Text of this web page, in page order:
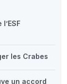
les Crabes
un accord